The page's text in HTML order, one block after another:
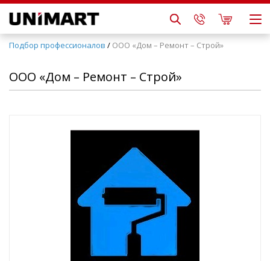
Подбор профессионалов / ООО «Дом – Ремонт – Строй»
ООО «Дом – Ремонт – Строй»